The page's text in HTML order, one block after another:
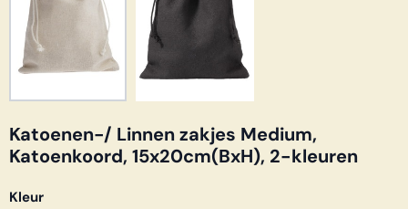
Katoenen-/ Linnen zakjes Medium,
Katoenkoord, 15x20cm(BxH), 2-kleuren
Kleur